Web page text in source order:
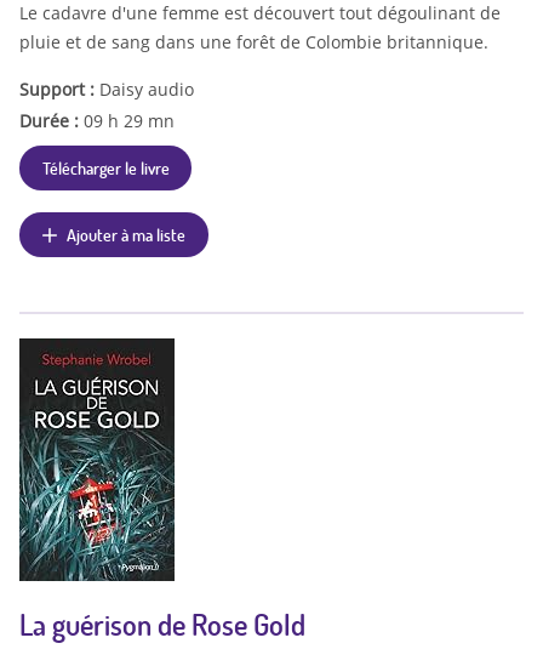
Le cadavre d'une femme est découvert tout dégoulinant de
pluie et de sang dans une forêt de Colombie britannique.
Support : Daisy audio
Durée : 09 h 29 mn
Télécharger le livre
Ajouter à ma liste
La guérison de Rose Gold